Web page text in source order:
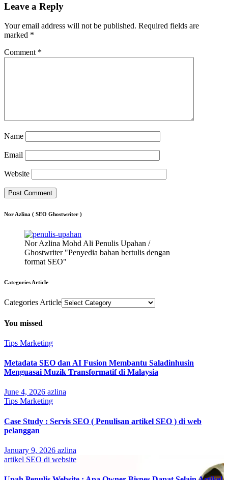
Leave a Reply
Your email address will not be published. Required fields are
marked *
Comment *
Name
Email
Website
Nor Azlina ( SEO Ghostwriter )
Nor Azlina Mohd Ali Penulis Upahan /
Ghostwriter "Penyedia bahan bertulis dengan
format SEO"
Categories Article
Categories Article
You missed
Tips Marketing
Metadata SEO dan AI Fusion Membantu Saladinhusin
Menguasai Muzik Transformatif di Malaysia
June 4, 2026 azlina
Tips Marketing
Case Study : Servis SEO ( Penulisan artikel SEO ) di web
pelanggan
January 9, 2026 azlina
artikel SEO di website